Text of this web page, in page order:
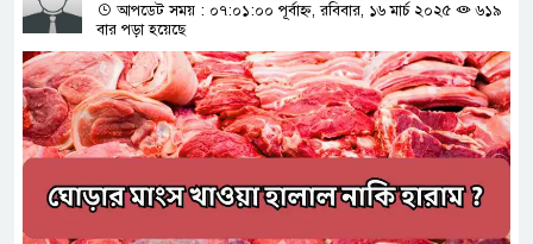
আপডেট সময় : ০৭:০১:০০ পূর্বাহ্ন, রবিবার, ১৬ মার্চ ২০২৫
৬১৯
বার পড়া হয়েছে